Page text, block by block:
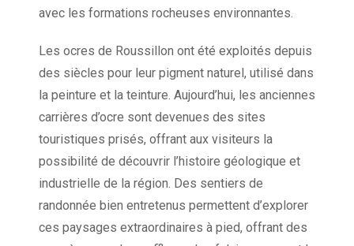
avec les formations rocheuses environnantes.
Les ocres de Roussillon ont été exploités depuis
des siècles pour leur pigment naturel, utilisé dans
la peinture et la teinture. Aujourd’hui, les anciennes
carrières d’ocre sont devenues des sites
touristiques prisés, offrant aux visiteurs la
possibilité de découvrir l’histoire géologique et
industrielle de la région. Des sentiers de
randonnée bien entretenus permettent d’explorer
ces paysages extraordinaires à pied, offrant des